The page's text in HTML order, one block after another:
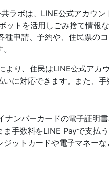
より、住民はLINE公式アカ
に対応できます。また、
ンバーカードの電子証明
手数料をLINE Payで支払う
ットカードや電子マネー